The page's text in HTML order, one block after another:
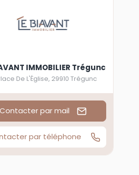
IMMOBILIER Trégunc
De L'Église, 29910 Trégunc
Contacter par mail
par téléphone